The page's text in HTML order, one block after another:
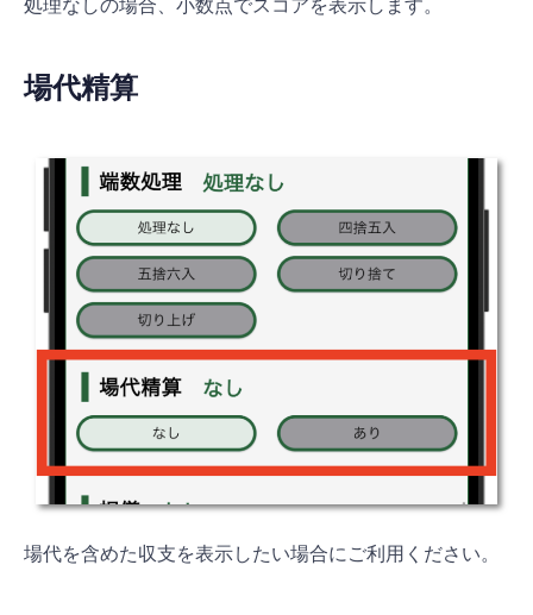
処理なしの場合、小数点でスコアを表示します。
場代精算
場代を含めた収支を表示したい場合にご利用ください。